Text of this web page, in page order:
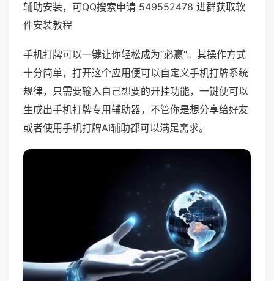
辅助安装，可QQ搜索申请 549552478 进群获取软
件安装教程
手机打牌可以一键让你轻松成为“必赢”。其操作方式
十分简单，打开这个应用便可以自定义手机打牌系统
规律，只需要输入自己想要的开挂功能，一键便可以
生成出手机打牌专用辅助器，不管你是想分享给好友
或者使用手机打牌AI辅助都可以满足需求。